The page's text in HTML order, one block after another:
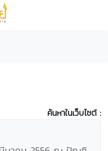
ค้นหาในเว็บไซต์ :